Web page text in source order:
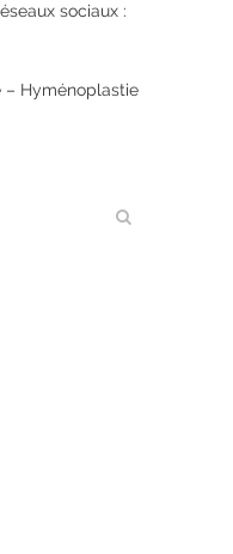
sociaux :
– Hyménoplastie